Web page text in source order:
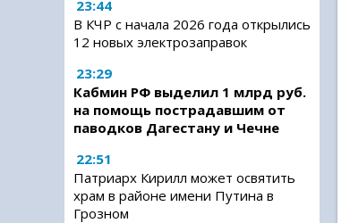
23:44
В КЧР с начала 2026 года открылись
12 новых электрозаправок
23:29
Кабмин РФ выделил 1 млрд руб.
на помощь пострадавшим от
паводков Дагестану и Чечне
22:51
Патриарх Кирилл может освятить
храм в районе имени Путина в
Грозном